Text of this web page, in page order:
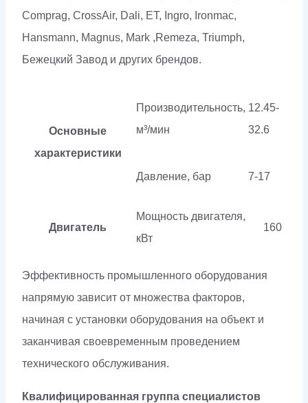
Comprag, CrossAir, Dali, ET, Ingro, Ironmac,
Hansmann, Magnus, Mark ,Remeza, Triumph,
Бежецкий Завод и других брендов.
Основные
характеристики
Производительность,
м³/мин
12.45-
32.6
Давление, бар 7-17
Двигатель
Мощность двигателя,
кВт
160
Эффективность промышленного оборудования
напрямую зависит от множества факторов,
начиная с установки оборудования на объект и
заканчивая своевременным проведением
технического обслуживания.
Квалифицированная группа специалистов